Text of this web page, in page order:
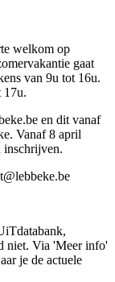
welkom op
gaat
van 9u tot 16u.
17u.
en dit vanaf
Vanaf 8 april
inschrijven.
niet. Via 'Meer info'
je de actuele